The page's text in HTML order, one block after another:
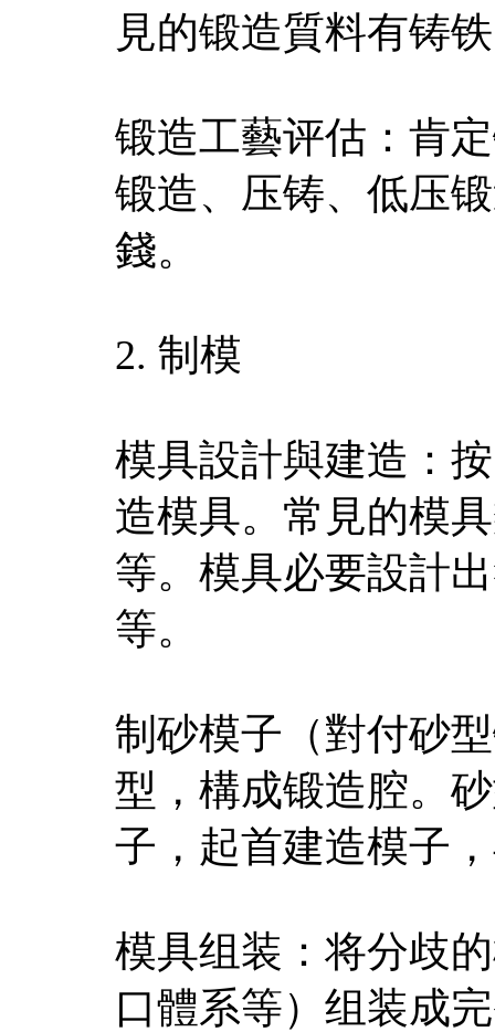
見的锻造質料有铸
锻造工藝评估：肯
锻造、压铸、低压
錢。
2. 制模
模具設計與建造：
造模具。常見的模
等。模具必要設計
等。
制砂模子（對付砂
型，構成锻造腔。
子，起首建造模子
模具组装：将分歧
口體系等）组装成